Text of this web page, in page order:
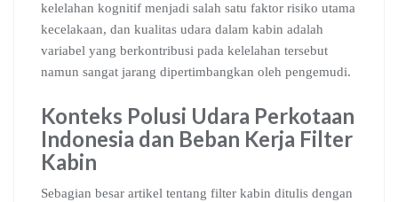
kelelahan kognitif menjadi salah satu faktor risiko utama
kecelakaan, dan kualitas udara dalam kabin adalah
variabel yang berkontribusi pada kelelahan tersebut
namun sangat jarang dipertimbangkan oleh pengemudi.
Konteks Polusi Udara Perkotaan
Indonesia dan Beban Kerja Filter
Kabin
Sebagian besar artikel tentang filter kabin ditulis dengan